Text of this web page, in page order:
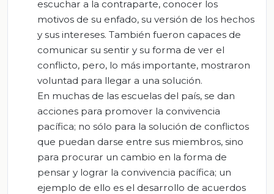
escuchar a la contraparte, conocer los
motivos de su enfado, su versión de los hechos
y sus intereses. También fueron capaces de
comunicar su sentir y su forma de ver el
conflicto, pero, lo más importante, mostraron
voluntad para llegar a una solución.
En muchas de las escuelas del país, se dan
acciones para promover la convivencia
pacífica; no sólo para la solución de conflictos
que puedan darse entre sus miembros, sino
para procurar un cambio en la forma de
pensar y lograr la convivencia pacífica; un
ejemplo de ello es el desarrollo de acuerdos